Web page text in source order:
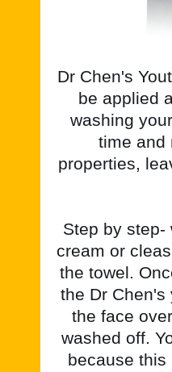
Dr Chen's
be applied
washing
time and
properties,
Step by
cream or
the towel.
the Dr
the face
washed off.
because